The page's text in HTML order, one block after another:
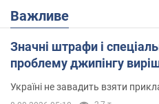
Важливе
Значні штрафи і
проблему джипінгу
Україні не завадить взяти